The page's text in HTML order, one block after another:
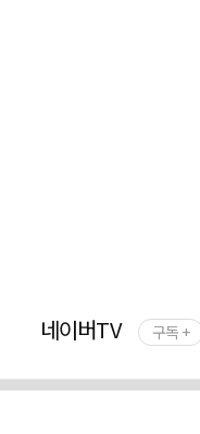
네이버TV 구독 +